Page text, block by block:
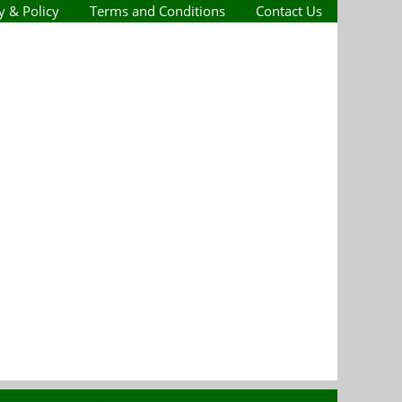
& Policy Terms and Conditions Contact Us